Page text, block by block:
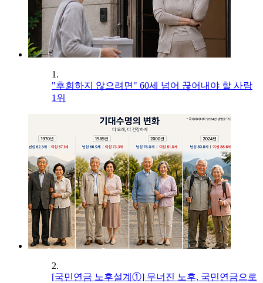
1.
"후회하지 않으려면" 60세 넘어 끊어내야 할 사람
1위
2.
[국민연금 노후설계①] 무너진 노후, 국민연금으로